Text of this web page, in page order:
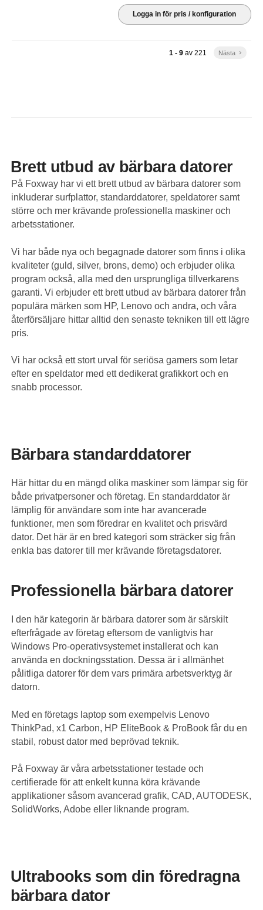
Logga in för pris / konfiguration
1 - 9av 221 Nästa keyboard_arrow_right
Brett utbud av bärbara datorer
På Foxway har vi ett brett utbud av bärbara datorer som
inkluderar surfplattor, standarddatorer, speldatorer samt
större och mer krävande professionella maskiner och
arbetsstationer.
Vi har både nya och begagnade datorer som finns i olika
kvaliteter (guld, silver, brons, demo) och erbjuder olika
program också, alla med den ursprungliga tillverkarens
garanti. Vi erbjuder ett brett utbud av bärbara datorer från
populära märken som HP, Lenovo och andra, och våra
återförsäljare hittar alltid den senaste tekniken till ett lägre
pris.
Vi har också ett stort urval för seriösa gamers som letar
efter en speldator med ett dedikerat grafikkort och en
snabb processor.
Bärbara standarddatorer
Här hittar du en mängd olika maskiner som lämpar sig för
både privatpersoner och företag. En standarddator är
lämplig för användare som inte har avancerade
funktioner, men som föredrar en kvalitet och prisvärd
dator. Det här är en bred kategori som sträcker sig från
enkla bas datorer till mer krävande företagsdatorer.
Professionella bärbara datorer
I den här kategorin är bärbara datorer som är särskilt
efterfrågade av företag eftersom de vanligtvis har
Windows Pro-operativsystemet installerat och kan
använda en dockningsstation. Dessa är i allmänhet
pålitliga datorer för dem vars primära arbetsverktyg är
datorn.
Med en företags laptop som exempelvis Lenovo
ThinkPad, x1 Carbon, HP EliteBook & ProBook får du en
stabil, robust dator med beprövad teknik.
På Foxway är våra arbetsstationer testade och
certifierade för att enkelt kunna köra krävande
applikationer såsom avancerad grafik, CAD, AUTODESK,
SolidWorks, Adobe eller liknande program.
Ultrabooks som din föredragna
bärbara dator